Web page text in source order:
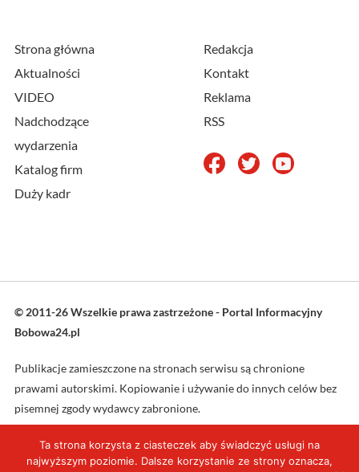
Strona główna
Aktualności
VIDEO
Nadchodzące
wydarzenia
Katalog firm
Duży kadr
Redakcja
Kontakt
Reklama
RSS
© 2011-26 Wszelkie prawa zastrzeżone - Portal Informacyjny
Bobowa24.pl
Publikacje zamieszczone na stronach serwisu są chronione
prawami autorskimi. Kopiowanie i używanie do innych celów bez
pisemnej zgody wydawcy zabronione.
Projekt oraz wykonanie: L4web.pl
Ta strona korzysta z ciasteczek aby świadczyć usługi na
najwyższym poziomie. Dalsze korzystanie ze strony oznacza,